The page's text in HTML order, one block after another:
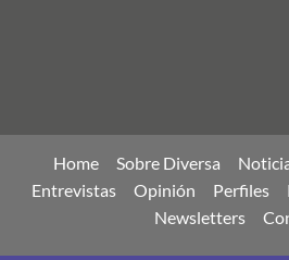
Home Sobre Diversa
Entrevistas
Opinión Perfiles
Newsletters